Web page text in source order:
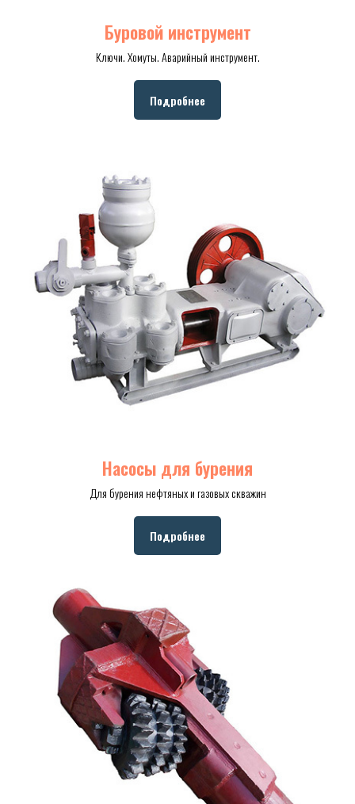
Буровой инструмент
Ключи. Хомуты. Аварийный инструмент.
Подробнее
Насосы для бурения
Для бурения нефтяных и газовых скважин
Подробнее